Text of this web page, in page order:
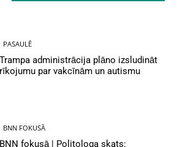
PASAULĒ
Trampa administrācija plāno izsludināt
rīkojumu par vakcīnām un autismu
BNN FOKUSĀ
BNN fokusā | Politologa skats: